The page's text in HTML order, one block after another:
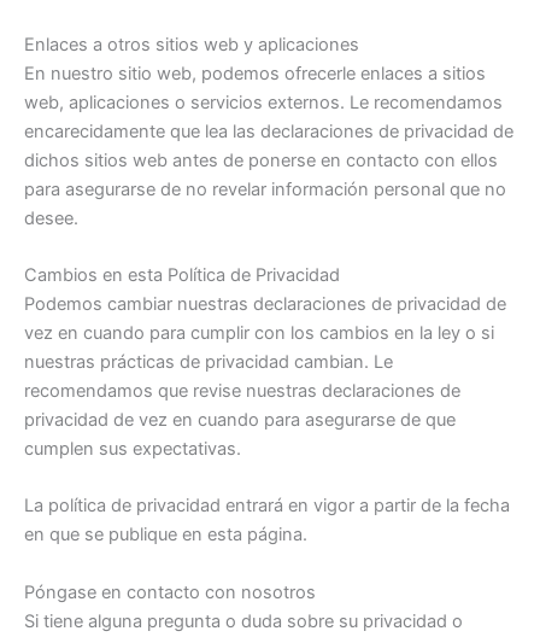
Enlaces a otros sitios web y aplicaciones
En nuestro sitio web, podemos ofrecerle enlaces a sitios
web, aplicaciones o servicios externos. Le recomendamos
encarecidamente que lea las declaraciones de privacidad de
dichos sitios web antes de ponerse en contacto con ellos
para asegurarse de no revelar información personal que no
desee.
Cambios en esta Política de Privacidad
Podemos cambiar nuestras declaraciones de privacidad de
vez en cuando para cumplir con los cambios en la ley o si
nuestras prácticas de privacidad cambian. Le
recomendamos que revise nuestras declaraciones de
privacidad de vez en cuando para asegurarse de que
cumplen sus expectativas.
La política de privacidad entrará en vigor a partir de la fecha
en que se publique en esta página.
Póngase en contacto con nosotros
Si tiene alguna pregunta o duda sobre su privacidad o